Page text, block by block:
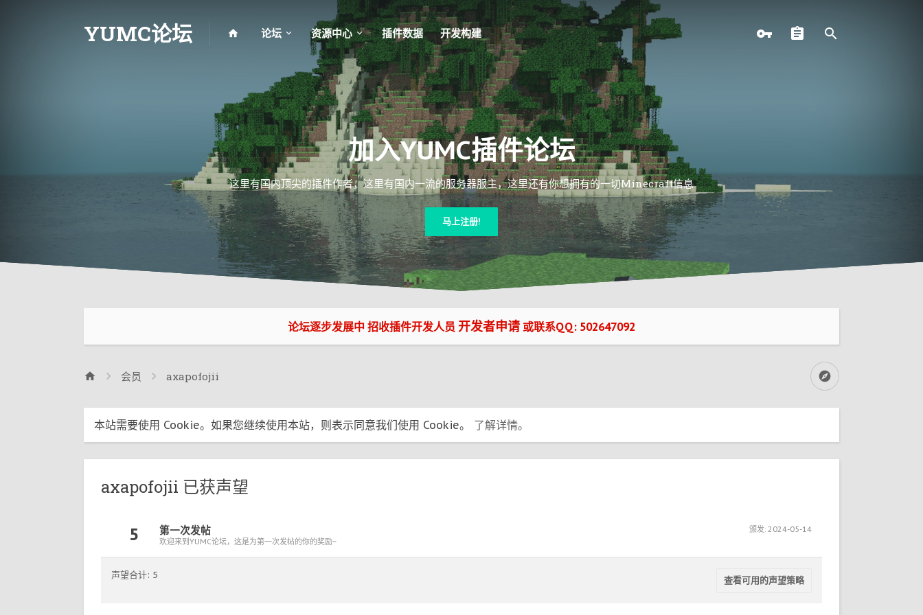
YUMC论坛 论坛 资源中心 插件数据 开发构建
加入YUMC插件论坛
这里有国内顶尖的插件作者，这里有国内一流的服务器服主，这里还有你想拥有的一切Minecraft信息
马上注册!
论坛逐步发展中 招收插件开发人员 开发者申请 或联系QQ: 502647092
会员 axapofojii
本站需要使用 Cookie。如果您继续使用本站，则表示同意我们使用 Cookie。 了解详情。
axapofojii 已获声望
5 颁发: 2024-05-14
第一次发帖
欢迎来到YUMC论坛，这是为第一次发帖的你的奖励~
声望合计: 5 查看可用的声望策略